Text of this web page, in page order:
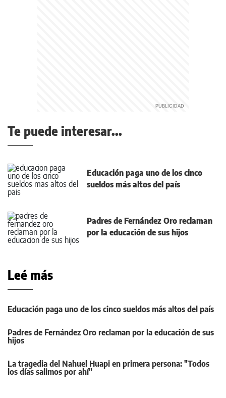
Te puede interesar...
Educación paga uno de los cinco
sueldos más altos del país
Padres de Fernández Oro reclaman
por la educación de sus hijos
Leé más
Educación paga uno de los cinco sueldos más altos del país
Padres de Fernández Oro reclaman por la educación de sus
hijos
La tragedia del Nahuel Huapi en primera persona: "Todos
los días salimos por ahí"